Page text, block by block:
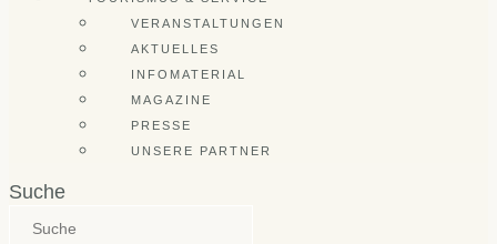
VERANSTALTUNGEN
AKTUELLES
INFOMATERIAL
MAGAZINE
PRESSE
UNSERE PARTNER
Suche